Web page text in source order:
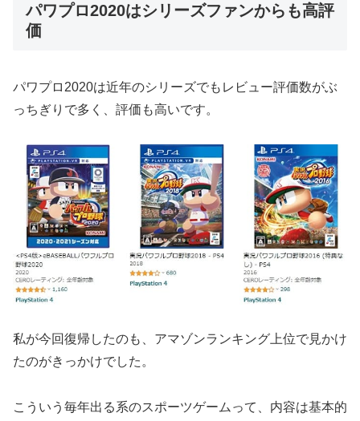
パワプロ2020はシリーズファンからも高評
価
パワプロ2020は近年のシリーズでもレビュー評価数がぶ
っちぎりで多く、評価も高いです。
私が今回復帰したのも、アマゾンランキング上位で見かけ
たのがきっかけでした。
こういう毎年出る系のスポーツゲームって、内容は基本的